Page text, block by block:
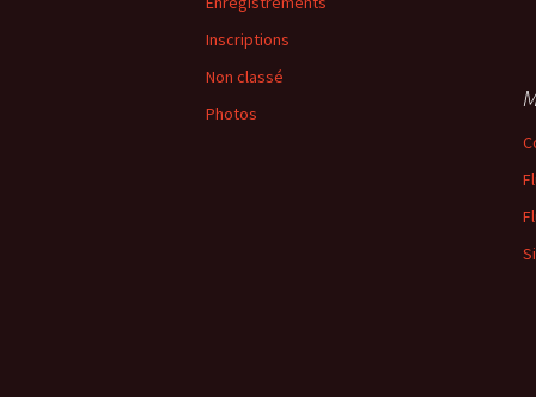
Inscriptions
Non classé
Photos